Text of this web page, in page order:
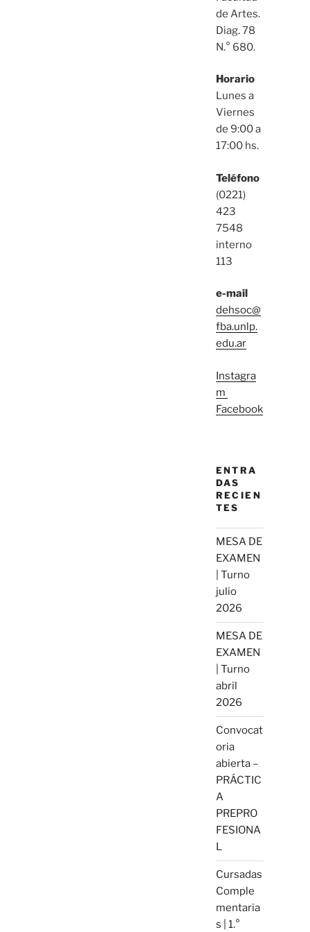
de Artes.
Diag. 78
N.° 680.
Horario
Lunes a
Viernes
de 9:00 a
17:00 hs.
Teléfono
(0221)
423
7548
interno
113
e-mail
dehsoc@
fba.unlp.
edu.ar
Instagra
m
Facebook
ENTRA
DAS
RECIEN
TES
MESA DE
EXAMEN
| Turno
julio
2026
MESA DE
EXAMEN
| Turno
abril
2026
Convocat
oria
abierta –
PRÁCTIC
A
PREPRO
FESIONA
L
Cursadas
Comple
mentaria
s | 1.°